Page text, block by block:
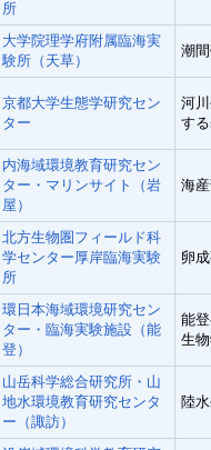
所
大学院理学府附属臨海実
験所（天草）
潮
京都大学生態学研究セン
ター
河
す
内海域環境教育研究セン
ター・マリンサイト（岩
屋）
海
北方生物圏フィールド科
学センター厚岸臨海実験
所
卵
環日本海域環境研究セン
ター・臨海実験施設（能
登）
能
生
山岳科学総合研究所・山
地水環境教育研究センタ
ー（諏訪）
陸